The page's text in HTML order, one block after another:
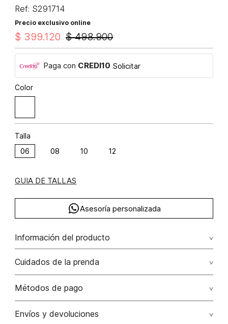
Ref: S291714
Precio exclusivo online
$ 498.900
$ 399.120
Paga con CREDI10 Solicitar
Color
Talla
06 08 10 12
GUIA DE TALLAS
Asesoría personalizada
Información del producto
Trench largo con botones frontales poliéster 50% algodón
47% elastano 3% 50.00% poliéster/polyester47.00%
algodón/cotton3.00% elastano/elastane
Cuidados de la prenda
Lavado profesional en seco los tonos oscuros sueltan
No lavar
Métodos de pago
Tarjetas de crédito: Visa, Dinners, Master Card y American
Envíos y devoluciones